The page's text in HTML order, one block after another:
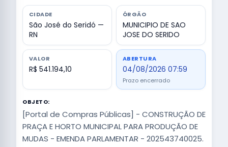
CIDADE
São José do Seridó —
RN
ÓRGÃO
MUNICIPIO DE SAO
JOSE DO SERIDO
VALOR
R$ 541.194,10
ABERTURA
04/08/2026 07:59
Prazo encerrado
OBJETO:
[Portal de Compras Públicas] - CONSTRUÇÃO DE
PRAÇA E HORTO MUNICIPAL PARA PRODUÇÃO DE
MUDAS - EMENDA PARLAMENTAR - 202543740025.